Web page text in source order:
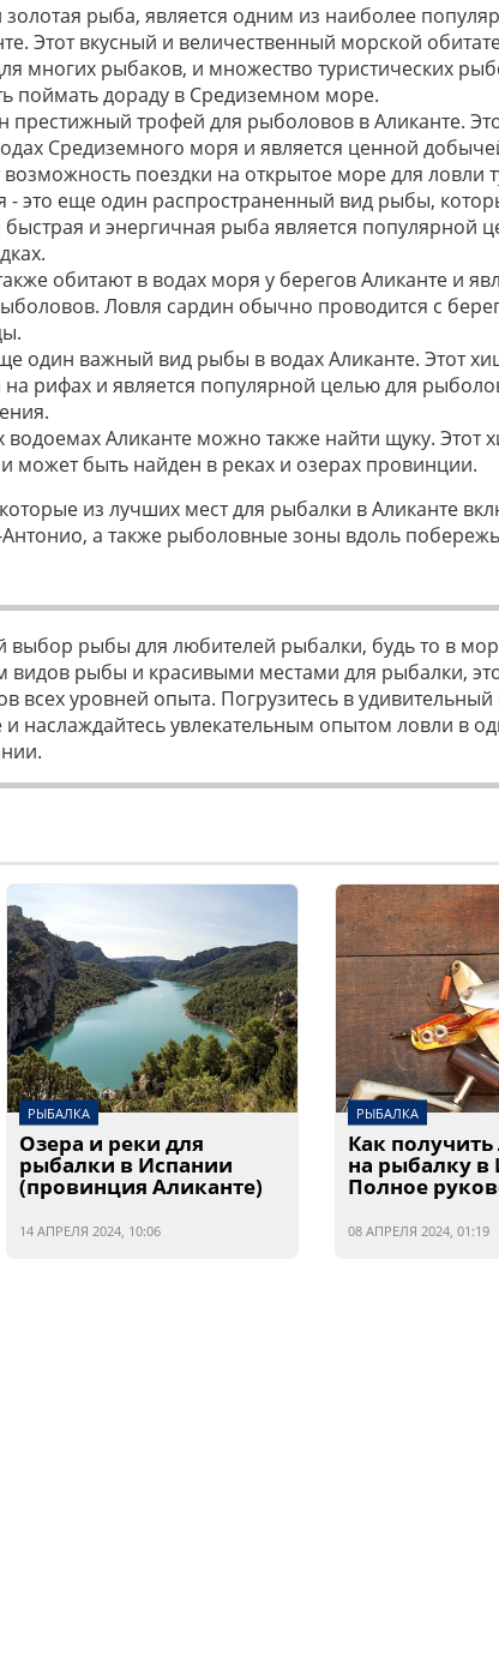
рыба, является одним из наиболее
Этот вкусный и величественный морской
многих рыбаков, и множество туристических
поймать дораду в Средиземном море.
престижный трофей для рыболовов в Аликанте.
Средиземного моря и является ценной
поездки на открытое море для ловли
- это еще один распространенный вид рыбы,
быстрая и энергичная рыба является популярной
обитают в водах моря у берегов Аликанте и
Ловля сардин обычно проводится с
один важный вид рыбы в водах Аликанте. Этот
рифах и является популярной целью для
водоемах Аликанте можно также найти щуку. Этот
может быть найден в реках и озерах провинции.
из лучших мест для рыбалки в Аликанте
а также рыболовные зоны вдоль
выбор рыбы для любителей рыбалки, будь то в
видов рыбы и красивыми местами для рыбалки,
всех уровней опыта. Погрузитесь в
наслаждайтесь увлекательным опытом ловли в
РЫБАЛКА
Озера и реки для
рыбалки в Испании
(провинция Аликанте)
14 АПРЕЛЯ 2024, 10:06
РЫБАЛКА
Как
на рыбалку в
Полное
08 АПРЕЛЯ 2024, 01:19